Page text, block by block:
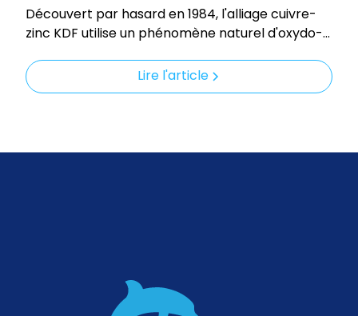
Découvert par hasard en 1984, l'alliage cuivre-
zinc KDF utilise un phénomène naturel d'oxydo-
métaux lourds et bactéries. Certifié NSF, il
prolonge la durée de vie du charbon actif et
Lire l'article